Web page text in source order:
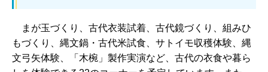
まが玉づくり、古代衣装試着、古代鏡づくり、組みひ
もづくり、縄文鍋・古代米試食、サトイモ収穫体験、縄
文弓矢体験、「木椀」製作実演など、古代の衣食や暮ら